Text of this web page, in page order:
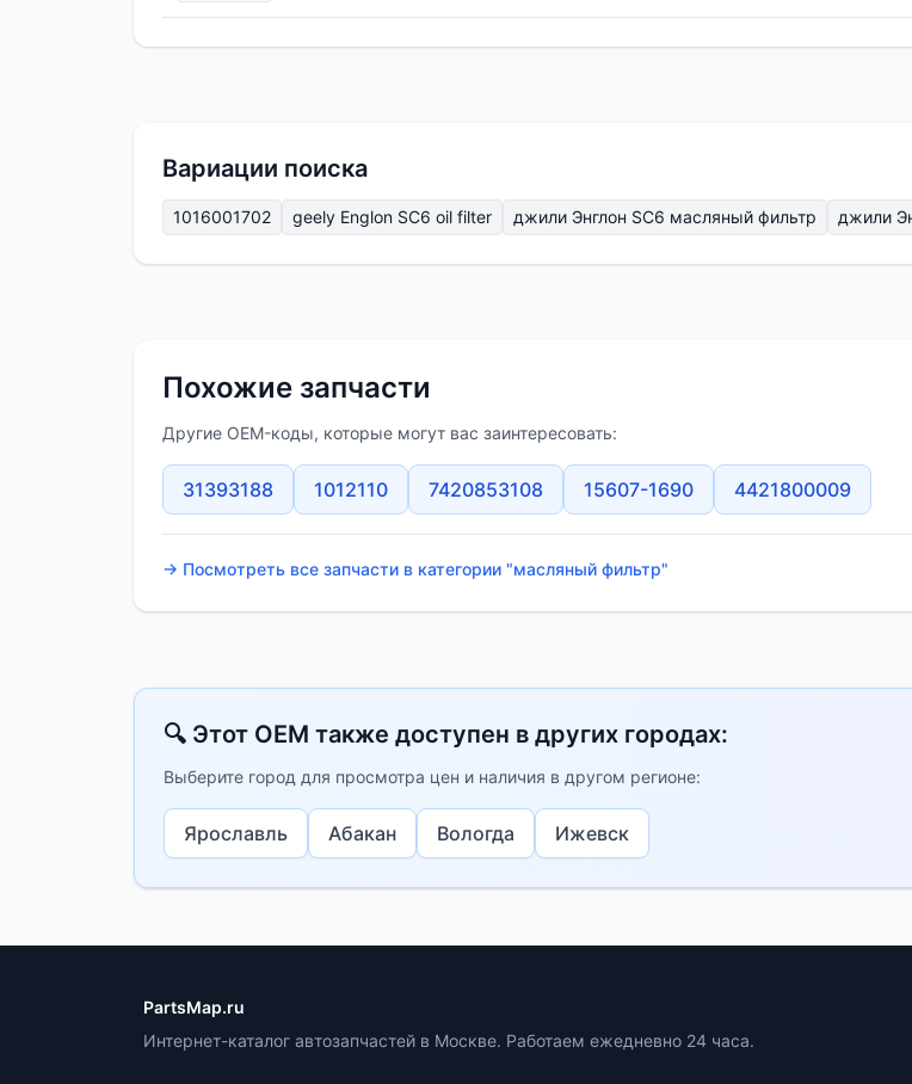
Вариации поиска
1016001702 geely Englon SC6 oil filter джили Энглон SC6 масляный фильтр джили
Похожие запчасти
Другие OEM-коды, которые могут вас заинтересовать:
31393188 1012110 7420853108 15607-1690 4421800009
→ Посмотреть все запчасти в категории "масляный фильтр"
🔍 Этот OEM также доступен в других городах:
Выберите город для просмотра цен и наличия в другом регионе:
Ярославль Абакан Вологда Ижевск
PartsMap.ru
Интернет-каталог автозапчастей в Москве. Работаем ежедневно 24 часа.